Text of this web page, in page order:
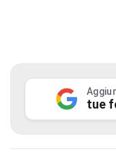
tue